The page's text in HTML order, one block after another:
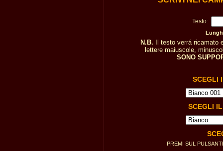
Testo:
N.B. Il testo verrá ricamato
lettere maiuscole,
SONO
SCEGLI
SCEGLI
PREMI SUL